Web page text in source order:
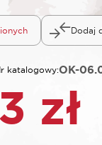
Dodaj
katalogowy:OK-
zł